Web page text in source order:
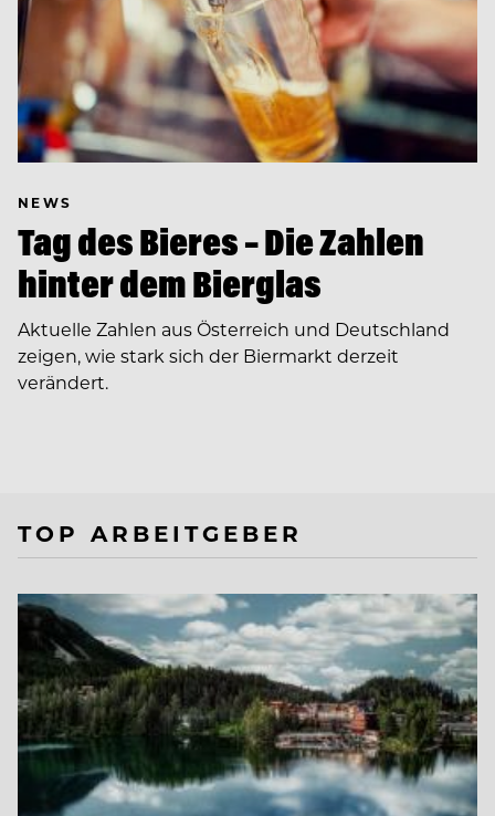
NEWS
Tag des Bieres – Die Zahlen
hinter dem Bierglas
Aktuelle Zahlen aus Österreich und Deutschland
zeigen, wie stark sich der Biermarkt derzeit
verändert.
TOP ARBEITGEBER